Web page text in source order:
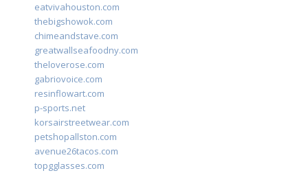
eatvivahouston.com
thebigshowok.com
chimeandstave.com
greatwallseafoodny.com
theloverose.com
gabriovoice.com
resinflowart.com
p-sports.net
korsairstreetwear.com
petshopallston.com
avenue26tacos.com
topgglasses.com